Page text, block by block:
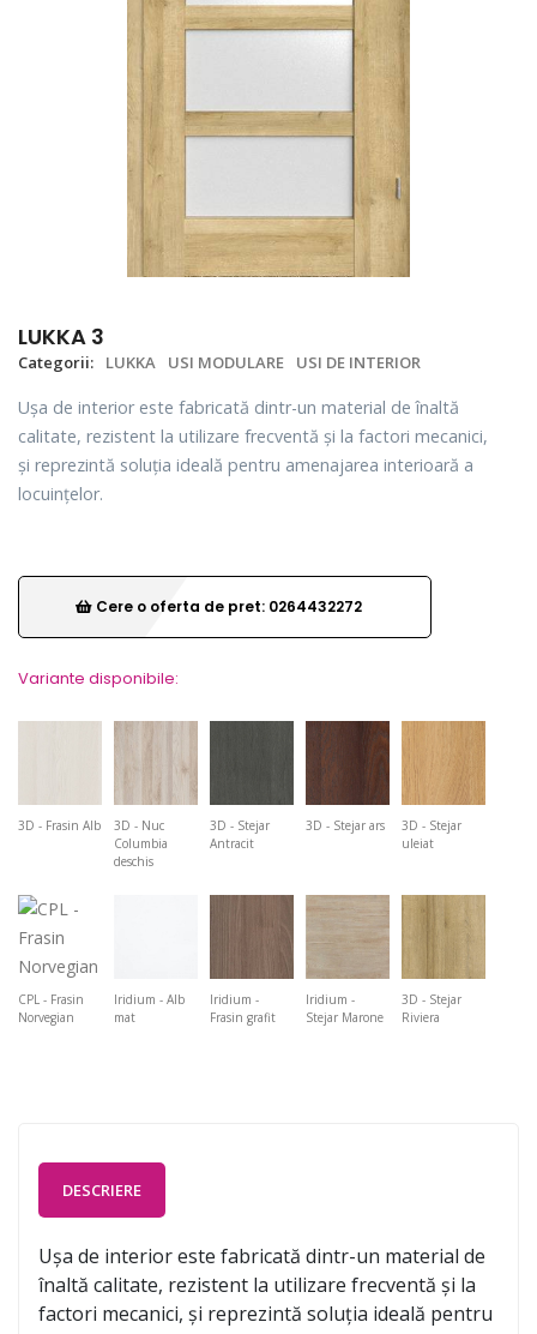
LUKKA 3
Categorii: LUKKA USI MODULARE USI DE INTERIOR
Ușa de interior este fabricată dintr-un material de înaltă
calitate, rezistent la utilizare frecventă și la factori mecanici,
și reprezintă soluția ideală pentru amenajarea interioară a
locuințelor.
Cere o oferta de pret: 0264432272
Variante disponibile:
3D - Frasin Alb
3D - Nuc
Columbia
deschis
3D - Stejar
Antracit
3D - Stejar ars
3D - Stejar
uleiat
CPL - Frasin
Norvegian
Iridium - Alb
mat
Iridium -
Frasin grafit
Iridium -
Stejar Marone
3D - Stejar
Riviera
DESCRIERE
Ușa de interior este fabricată dintr-un material de
înaltă calitate, rezistent la utilizare frecventă și la
factori mecanici, și reprezintă soluția ideală pentru